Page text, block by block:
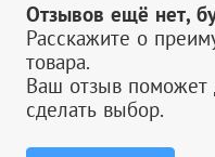
Отзывов ещё нет,
Расскажите о
товара.
Ваш отзыв поможет
сделать выбор.